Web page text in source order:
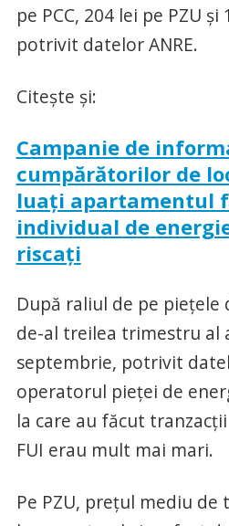
pe PCC, 204 lei pe PZU şi
potrivit datelor ANRE.
Citeşte şi:
Campanie de
cumpărătorilor de
luaţi apartamentul
individual de
riscaţi
După raliul de pe pieţele
de-al treilea trimestru al
septembrie, potrivit
operatorul pieţei de
la care au făcut
FUI erau mult mai mari.
Pe PZU, preţul mediu